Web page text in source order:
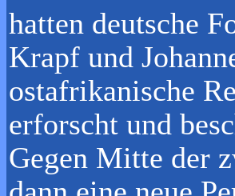
hatten deutsche
Krapf und
ostafrikanische
erforscht und
Gegen Mitte der